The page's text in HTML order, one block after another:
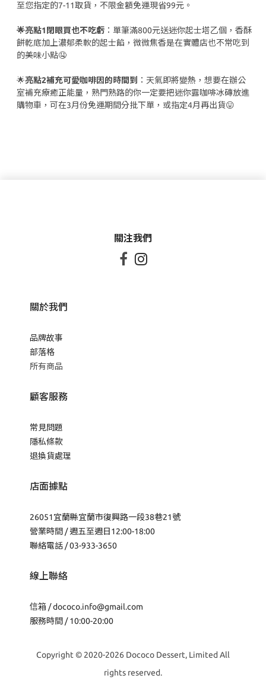
至您指定的7-11取貨，不限金額免運現省99元。
🌟亮點1閉眼買也不吃虧 ：單筆滿800元送迷你起士塔乙個，香酥
餅乾底加上濃郁柔軟的起士餡，微微焦香是在實體店也不常吃到
的美味小點🤤
🌟亮點2補充可愛咖啡因的時間到 ：天氣即將變熱，想要在辦公
室補充療癒正能量，熟門熟路的你一定要把迷你露咖啡冰磚放進
購物車，可在3月份免運期間分批下單，或指定4月再出貨😛
關注我們
 
關於我們
品牌故事
部落格
所有商品
顧客服務
常見問題
隱私條款
退換貨處理
店面據點
26051宜蘭縣宜蘭市復興路一段38巷21號
營業時間 / 週五至週日12:00-18:00
聯絡電話 / 03-933-3650
線上聯絡
信箱 /dococo.info@gmail.com
服務時間 / 10:00-20:00
Copyright © 2020-2026 Dococo Dessert, Limited All
rights reserved.